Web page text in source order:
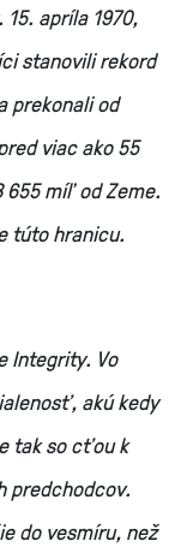
apríla 1970,
stanovili rekord
prekonali od
viac ako 55
655 míľ od Zeme.
túto hranicu.
Integrity. Vo
akú kedy
tak so cťou k
predchodcov.
do vesmíru, než